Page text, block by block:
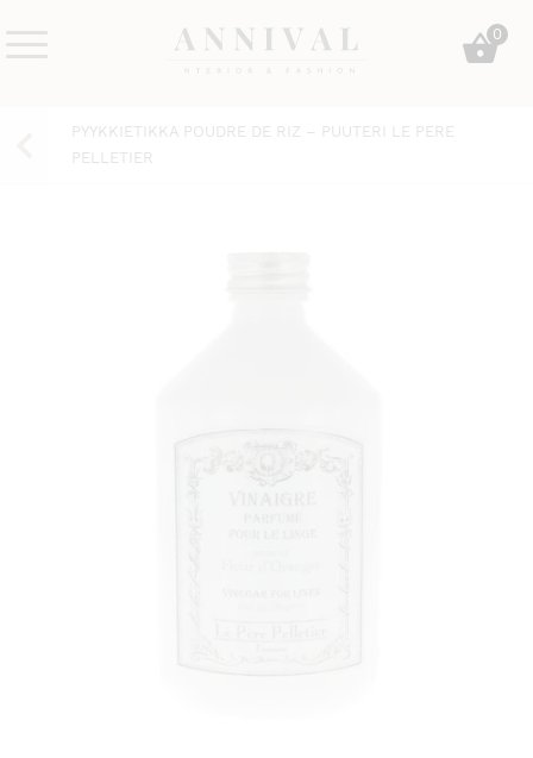
muoti
&
sisustusverkkokauppa
0
PYYKKIETIKKA POUDRE DE RIZ – PUUTERI LE PERE
PELLETIER